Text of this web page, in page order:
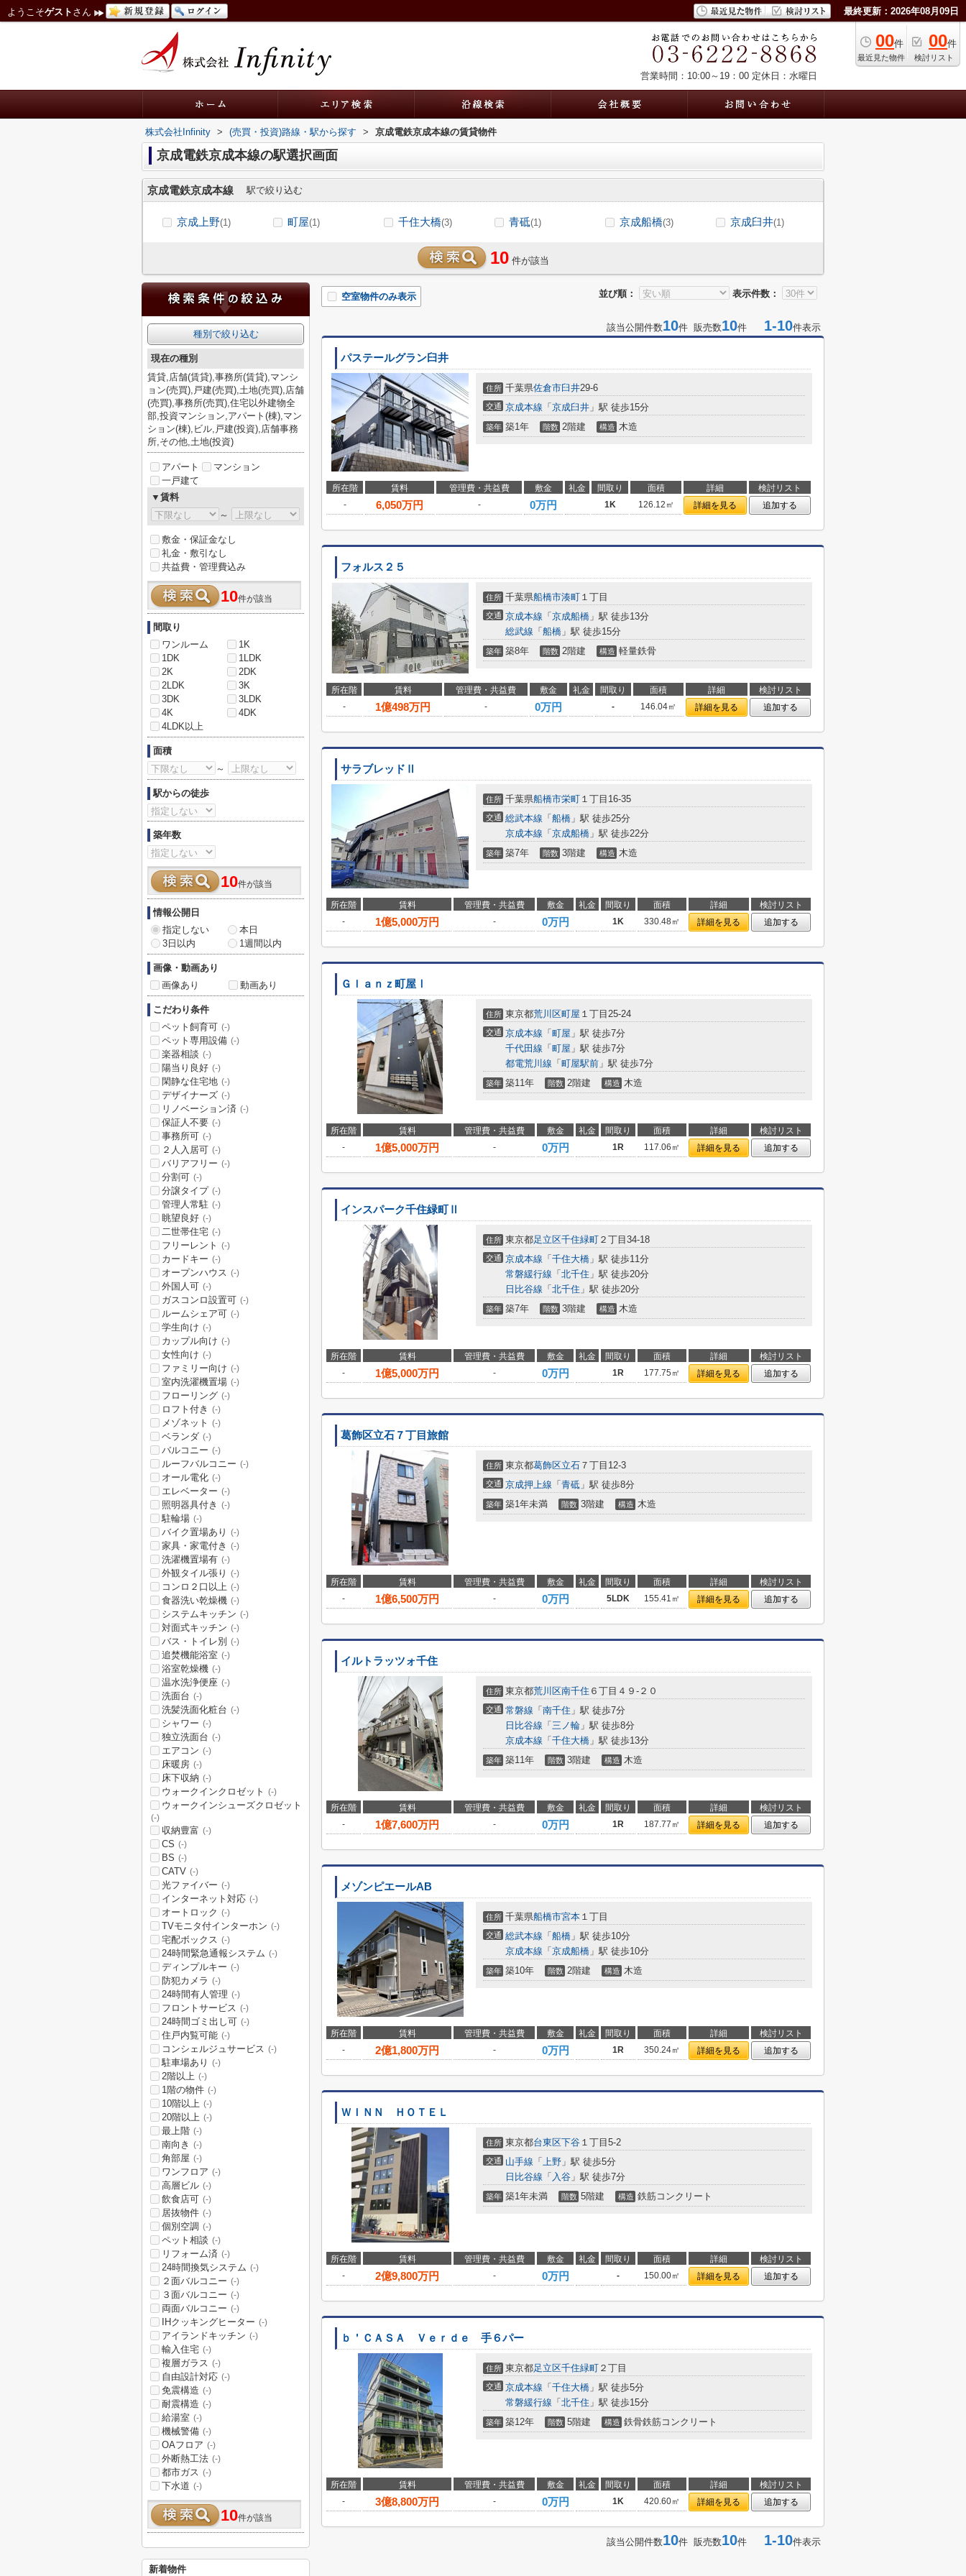
ようこそゲスト さん 最終更新：2026年08月09日
00件
最近見た物件
00件
検討リスト
営業時間：10:00～19：00 定休日：水曜日
株式会社Infinity > (売買・投資)路線・駅から探す > 京成電鉄京成本線の賃貸物件
京成電鉄京成本線の駅選択画面
京成電鉄京成本線 駅で絞り込む
京成上野(1) 町屋(1) 千住大橋(3) 青砥(1) 京成船橋(3) 京成臼井(1)
10 件が該当
並び順： 表示件数：
空室物件のみ表示
該当公開件数10件 販売数10件 1-10件表示
パステールグラン臼井
住所 千葉県佐倉市臼井29-6
交通 京成本線 「 京成臼井 」駅 徒歩15分
築年 築1年 階数 2階建 構造 木造
所在階 賃料 管理費・共益費 敷金 礼金 間取り 面積 詳細
検討リスト
-
6,050万円 - 0万円 1K 126.12㎡ 詳細を見る 追加する
フォルス２５
住所 千葉県船橋市湊町 １丁目
交通 京成本線 「 京成船橋 」駅 徒歩13分
総武線 「 船橋 」駅 徒歩15分
築年 築8年 階数 2階建 構造 軽量鉄骨
所在階 賃料 管理費・共益費 敷金 礼金 間取り 面積 詳細
検討リスト
-
1億498万円 - 0万円 - 146.04㎡ 詳細を見る 追加する
サラブレッドⅡ
住所 千葉県船橋市栄町 １丁目16-35
交通 総武本線 「 船橋 」駅 徒歩25分
京成本線 「 京成船橋 」駅 徒歩22分
築年 築7年 階数 3階建 構造 木造
所在階 賃料 管理費・共益費 敷金 礼金 間取り 面積 詳細
検討リスト
-
1億5,000万円 - 0万円 1K 330.48㎡ 詳細を見る 追加する
Ｇｌａｎｚ町屋Ⅰ
住所 東京都荒川区町屋 １丁目25-24
交通 京成本線 「 町屋 」駅 徒歩7分
千代田線 「 町屋 」駅 徒歩7分
都電荒川線 「 町屋駅前 」駅 徒歩7分
築年 築11年 階数 2階建 構造 木造
所在階 賃料 管理費・共益費 敷金 礼金 間取り 面積 詳細
検討リスト
-
1億5,000万円 - 0万円 1R 117.06㎡ 詳細を見る 追加する
インスパーク千住緑町Ⅱ
住所 東京都足立区千住緑町 ２丁目34-18
交通 京成本線 「 千住大橋 」駅 徒歩11分
常磐緩行線 「 北千住 」駅 徒歩20分
日比谷線 「 北千住 」駅 徒歩20分
築年 築7年 階数 3階建 構造 木造
所在階 賃料 管理費・共益費 敷金 礼金 間取り 面積 詳細
検討リスト
-
1億5,000万円 - 0万円 1R 177.75㎡ 詳細を見る 追加する
葛飾区立石７丁目旅館
住所 東京都葛飾区立石 ７丁目12-3
交通 京成押上線 「 青砥 」駅 徒歩8分
築年 築1年未満 階数 3階建 構造 木造
所在階 賃料 管理費・共益費 敷金 礼金 間取り 面積 詳細
検討リスト
-
1億6,500万円 - 0万円 5LDK 155.41㎡ 詳細を見る 追加する
イルトラッツォ千住
住所 東京都荒川区南千住 ６丁目４９-２０
交通 常磐線 「 南千住 」駅 徒歩7分
日比谷線 「 三ノ輪 」駅 徒歩8分
京成本線 「 千住大橋 」駅 徒歩13分
築年 築11年 階数 3階建 構造 木造
所在階 賃料 管理費・共益費 敷金 礼金 間取り 面積 詳細
検討リスト
-
1億7,600万円 - 0万円 1R 187.77㎡ 詳細を見る 追加する
メゾンピエールAB
住所 千葉県船橋市宮本 １丁目
交通 総武本線 「 船橋 」駅 徒歩10分
京成本線 「 京成船橋 」駅 徒歩10分
築年 築10年 階数 2階建 構造 木造
所在階 賃料 管理費・共益費 敷金 礼金 間取り 面積 詳細
検討リスト
-
2億1,800万円 - 0万円 1R 350.24㎡ 詳細を見る 追加する
ＷＩＮＮ ＨＯＴＥＬ
住所 東京都台東区下谷 １丁目5-2
交通 山手線 「 上野 」駅 徒歩5分
日比谷線 「 入谷 」駅 徒歩7分
築年 築1年未満 階数 5階建 構造 鉄筋コンクリート
所在階 賃料 管理費・共益費 敷金 礼金 間取り 面積 詳細
検討リスト
-
2億9,800万円 - 0万円 - 150.00㎡ 詳細を見る 追加する
ｂ＇ＣＡＳＡ Ｖｅｒｄｅ 手６パー
住所 東京都足立区千住緑町 ２丁目
交通 京成本線 「 千住大橋 」駅 徒歩5分
常磐緩行線 「 北千住 」駅 徒歩15分
築年 築12年 階数 5階建 構造 鉄骨鉄筋コンクリート
所在階 賃料 管理費・共益費 敷金 礼金 間取り 面積 詳細
検討リスト
-
3億8,800万円 - 0万円 1K 420.60㎡ 詳細を見る 追加する
該当公開件数10件 販売数10件 1-10件表示
種別で絞り込む
現在の種別
賃貸,店舗(賃貸),事務所(賃貸),マンシ
ョン(売買),戸建(売買),土地(売買),店舗
(売買),事務所(売買),住宅以外建物全
部,投資マンション,アパート(棟),マン
ション(棟),ビル,戸建(投資),店舗事務
所,その他,土地(投資)
アパート
マンション
一戸建て
▼賃料
～
敷金・保証金なし
礼金・敷引なし
共益費・管理費込み
10件が該当
間取り
ワンルーム
1K
1DK
1LDK
2K
2DK
2LDK
3K
3DK
3LDK
4K
4DK
4LDK以上
面積
～
駅からの徒歩
築年数
10件が該当
情報公開日
指定しない
本日
3日以内
1週間以内
画像・動画あり
画像あり
動画あり
こだわり条件
ペット飼育可 (-)
ペット専用設備 (-)
楽器相談 (-)
陽当り良好 (-)
閑静な住宅地 (-)
デザイナーズ (-)
リノベーション済 (-)
保証人不要 (-)
事務所可 (-)
２人入居可 (-)
バリアフリー (-)
分割可 (-)
分譲タイプ (-)
管理人常駐 (-)
眺望良好 (-)
二世帯住宅 (-)
フリーレント (-)
カードキー (-)
オープンハウス (-)
外国人可 (-)
ガスコンロ設置可 (-)
ルームシェア可 (-)
学生向け (-)
カップル向け (-)
女性向け (-)
ファミリー向け (-)
室内洗濯機置場 (-)
フローリング (-)
ロフト付き (-)
メゾネット (-)
ベランダ (-)
バルコニー (-)
ルーフバルコニー (-)
オール電化 (-)
エレベーター (-)
照明器具付き (-)
駐輪場 (-)
バイク置場あり (-)
家具・家電付き (-)
洗濯機置場有 (-)
外観タイル張り (-)
コンロ２口以上 (-)
食器洗い乾燥機 (-)
システムキッチン (-)
対面式キッチン (-)
バス・トイレ別 (-)
追焚機能浴室 (-)
浴室乾燥機 (-)
温水洗浄便座 (-)
洗面台 (-)
洗髪洗面化粧台 (-)
シャワー (-)
独立洗面台 (-)
エアコン (-)
床暖房 (-)
床下収納 (-)
ウォークインクロゼット (-)
ウォークインシューズクロゼット
(-)
収納豊富 (-)
CS (-)
BS (-)
CATV (-)
光ファイバー (-)
インターネット対応 (-)
オートロック (-)
TVモニタ付インターホン (-)
宅配ボックス (-)
24時間緊急通報システム (-)
ディンプルキー (-)
防犯カメラ (-)
24時間有人管理 (-)
フロントサービス (-)
24時間ゴミ出し可 (-)
住戸内覧可能 (-)
コンシェルジュサービス (-)
駐車場あり (-)
2階以上 (-)
1階の物件 (-)
10階以上 (-)
20階以上 (-)
最上階 (-)
南向き (-)
角部屋 (-)
ワンフロア (-)
高層ビル (-)
飲食店可 (-)
居抜物件 (-)
個別空調 (-)
ペット相談 (-)
リフォーム済 (-)
24時間換気システム (-)
２面バルコニー (-)
３面バルコニー (-)
両面バルコニー (-)
IHクッキングヒーター (-)
アイランドキッチン (-)
輸入住宅 (-)
複層ガラス (-)
自由設計対応 (-)
免震構造 (-)
耐震構造 (-)
給湯室 (-)
機械警備 (-)
OAフロア (-)
外断熱工法 (-)
都市ガス (-)
下水道 (-)
10件が該当
新着物件